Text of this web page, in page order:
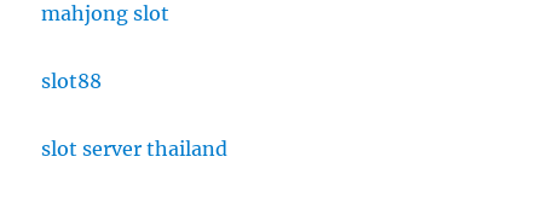
mahjong slot
slot88
slot server thailand